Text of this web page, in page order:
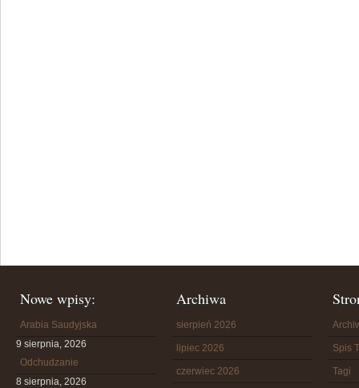
Nowe wpisy:
Arabia Saudyjska
9 sierpnia, 2026
Odchudzanie
8 sierpnia, 2026
Archiwa
sierpień 2026
lipiec 2026
czerwiec 2026
Spis
Tagi